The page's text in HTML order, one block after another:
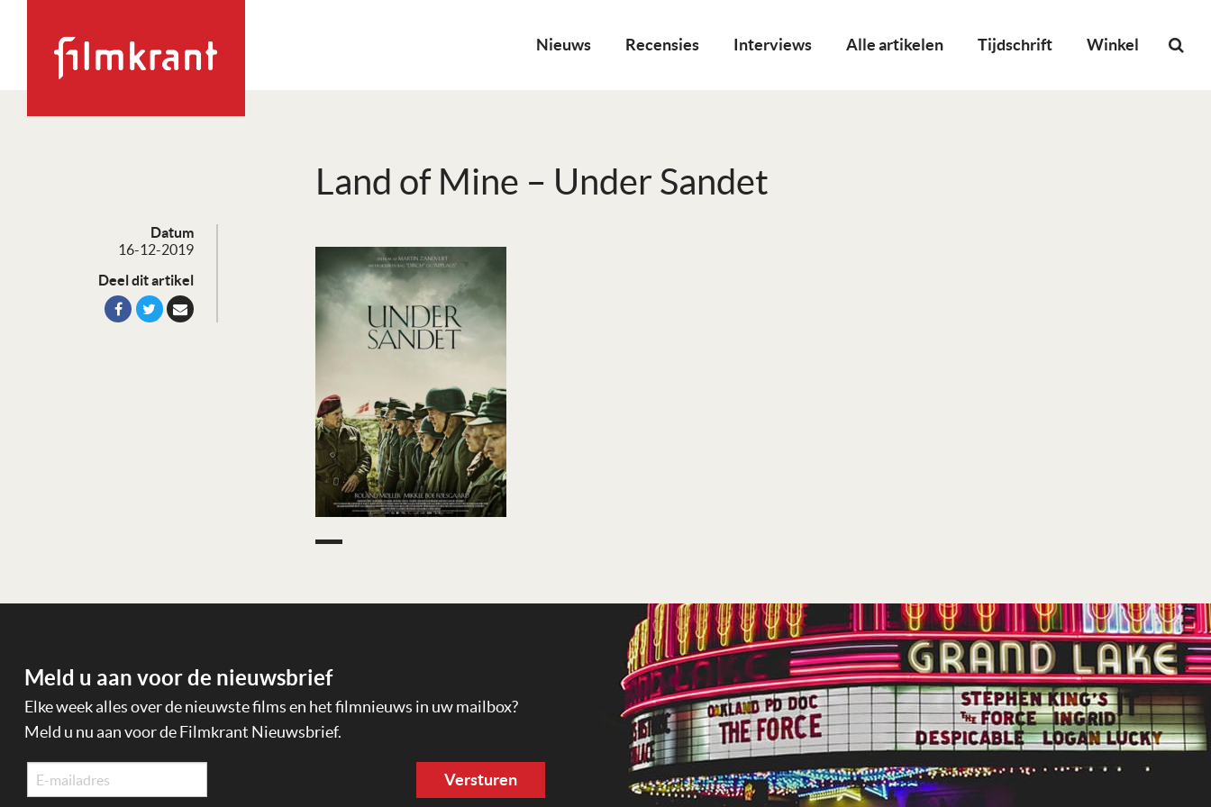
Nieuws Recensies Interviews Alle artikelen Tijdschrift Winkel
Land of Mine – Under Sandet
Datum
16-12-2019
Deel dit artikel
Meld u aan voor de nieuwsbrief
Elke week alles over de nieuwste films en het filmnieuws in uw mailbox?
Meld u nu aan voor de Filmkrant Nieuwsbrief.